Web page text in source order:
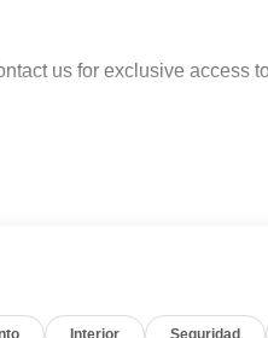
us for exclusive access
Interior Seguridad